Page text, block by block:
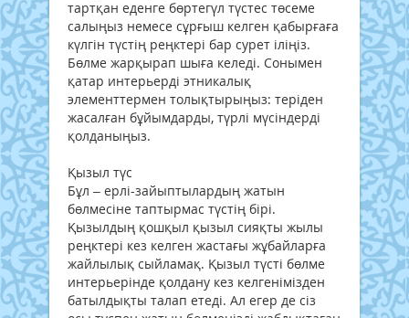
тартқан еденге бөртегүл түстес төсеме
салыңыз немесе сұрғыш келген қабырғаға
күлгін түстің реңктері бар сурет іліңіз.
Бөлме жарқырап шыға келеді. Сонымен
қатар интерьерді этникалық
элементтермен толықтырыңыз: теріден
жасалған бұйымдарды, түрлі мүсіндерді
қолданыңыз.
Қызыл түс
Бұл – ерлі-зайыптылардың жатын
бөлмесіне таптырмас түстің бірі.
Қызылдың қошқыл қызыл сияқты жылы
реңктері кез келген жастағы жұбайларға
жайлылық сыйламақ. Қызыл түсті бөлме
интерьерінде қолдану кез келгенімізден
батылдықты талап етеді. Ал егер де сіз